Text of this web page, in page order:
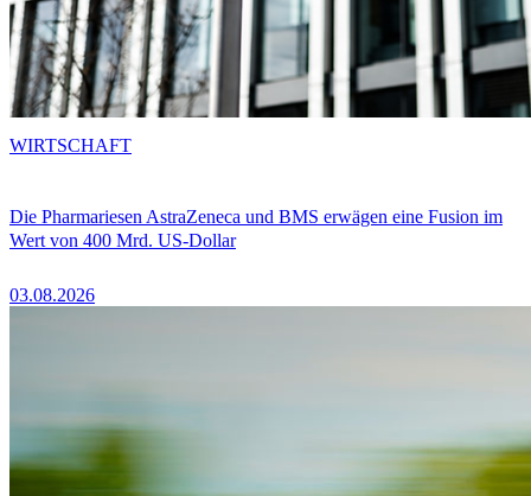
Die Pharmariesen AstraZeneca und BMS erwägen eine Fusion im
Wert von 400 Mrd. US-Dollar
03.08.2026
WIRTSCHAFT